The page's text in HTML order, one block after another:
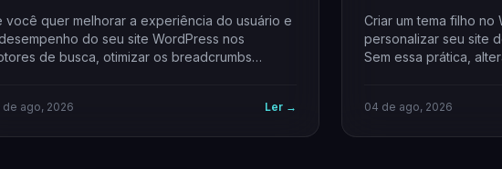
você quer melhorar a experiência do usuário e
do seu site WordPress nos
de busca, otimizar os breadcrumbs…
de ago, 2026 Ler →
Criar um tema filho no
personalizar seu site
Sem essa prática,
04 de ago, 2026